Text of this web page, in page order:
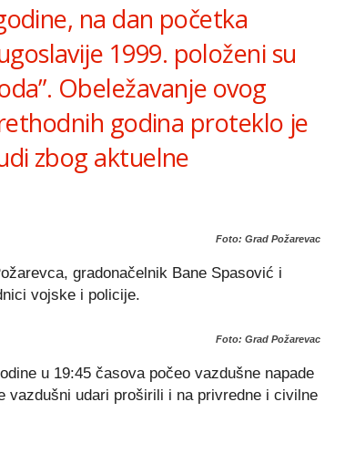
na dan početka
1999. položeni su
Obeležavanje ovog
godina proteklo je
zbog aktuelne
Foto: Grad Požarevac
gradonačelnik Bane Spasović i
vojske i policije.
Foto: Grad Požarevac
u 19:45 časova počeo vazdušne napade
vazdušni udari proširili i na privredne i civilne